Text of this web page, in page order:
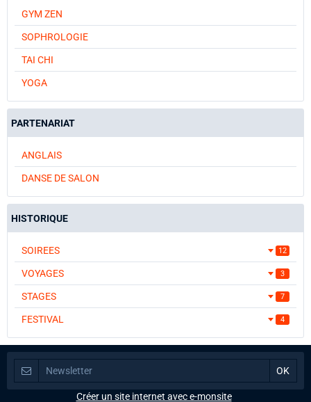
GYM ZEN
SOPHROLOGIE
TAI CHI
YOGA
PARTENARIAT
ANGLAIS
DANSE DE SALON
HISTORIQUE
SOIREES 12
VOYAGES 3
STAGES 7
FESTIVAL 4
Créer un site internet avec e-monsite